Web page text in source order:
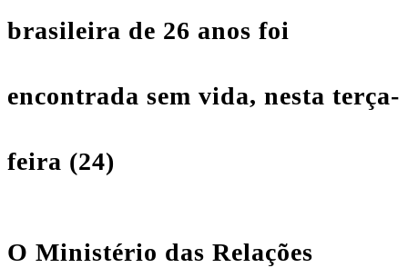
brasileira de 26 anos foi
encontrada sem vida, nesta terça-
feira (24)
O Ministério das Relações